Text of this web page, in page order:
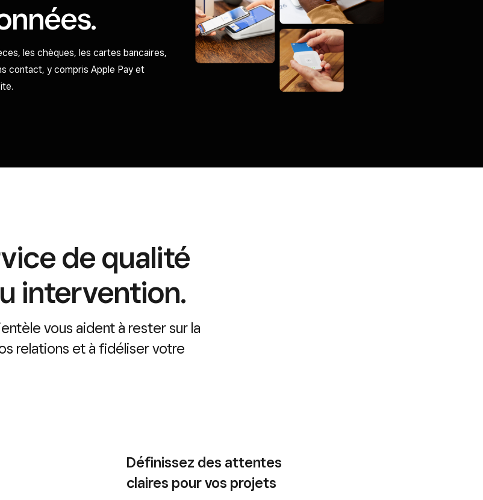
les chèques, les cartes bancaires,
contact, y compris Apple Pay et
de qualité
intervention.
vous aident à rester sur la
relations et à fidéliser votre
Définissez des attentes
claires pour vos projets